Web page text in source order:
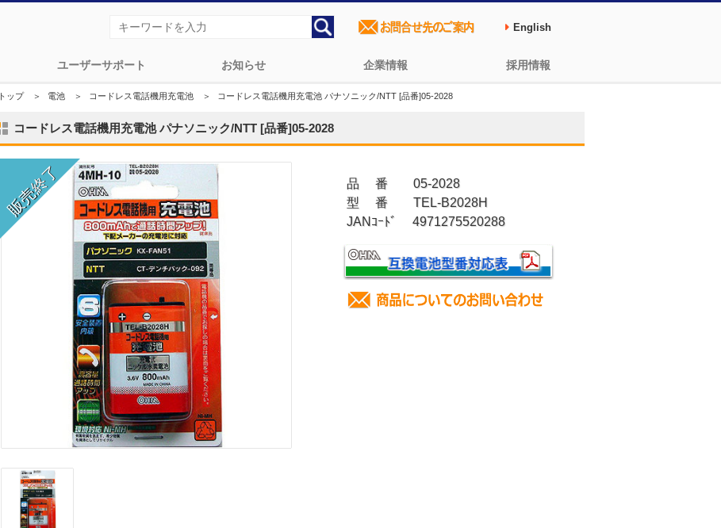
ユーザーサポート お知らせ 企業情報 採用情報
English
トップ＞ 電池 ＞ コードレス電話機用充電池 ＞ コードレス電話機用充電池 パナソニック/NTT [品番]05-2028
コードレス電話機用充電池 パナソニック/NTT [品番]05-2028
品 番 05-2028
型 番 TEL-B2028H
JANｺｰﾄﾞ 4971275520288